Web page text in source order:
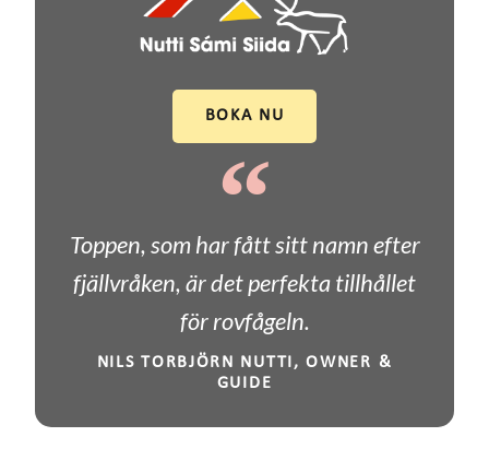
BOKA NU
Toppen, som har fått sitt namn efter
fjällvråken, är det perfekta tillhållet
för rovfågeln.
NILS TORBJÖRN NUTTI, OWNER &
GUIDE